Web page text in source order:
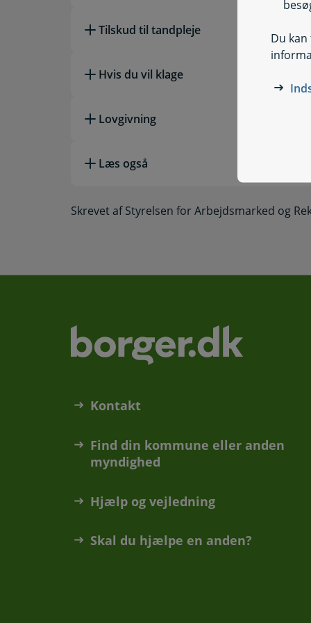
Du
Tilskud til tandpleje
Hvis du vil klage
Lovgivning
Læs også
Skrevet af Styrelsen for Arbejdsmarked og
Kontakt
Find din kommune eller anden
myndighed
Hjælp og vejledning
Skal du hjælpe en anden?